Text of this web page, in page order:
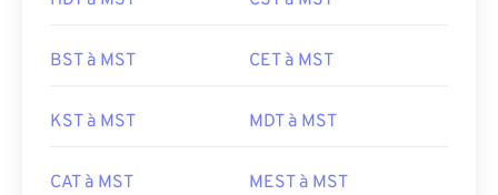
BST à MST CET à MST
KST à MST MDT à MST
CAT à MST MEST à MST